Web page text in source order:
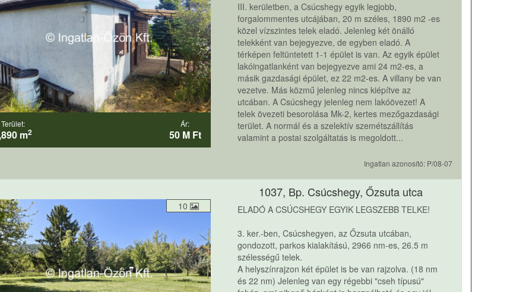
Terület:
m2
Ár:
50 M Ft
III. kerületben, a Csúcshegy egyik legjobb,
forgalommentes utcájában, 20 m széles, 1890 m2 -es
közel vízszintes telek eladó. Jelenleg két önálló
telekként van bejegyezve, de egyben eladó. A
térképen feltüntetett 1-1 épület is van. Az egyik épület
lakóingatlanként van bejegyezve ami 24 m2-es, a
másik gazdasági épület, ez 22 m2-es. A villany be van
vezetve. Más közmű jelenleg nincs kiépítve az
utcában. A Csúcshegy jelenleg nem lakóövezet! A
telek övezeti besorolása Mk-2, kertes mezőgazdasági
terület. A normál és a szelektív szemétszállítás
valamint a postai szolgáltatás is megoldott...
Ingatlan azonosító: P/08-07
10
1037, Bp. Csúcshegy, Őzsuta utca
ELADÓ A CSÚCSHEGY EGYIK LEGSZEBB TELKE!
3. ker.-ben, Csúcshegyen, az Őzsuta utcában,
gondozott, parkos kialakítású, 2966 nm-es, 26.5 m
szélességű telek.
A helyszínrajzon két épület is be van rajzolva. (18 nm
és 22 nm) Jelenleg van egy régebbi "cseh típusú"